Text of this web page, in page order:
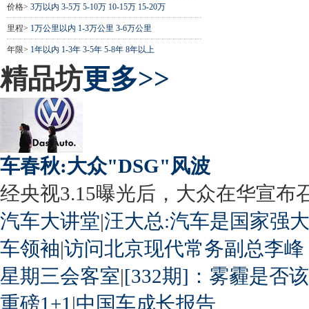
价格> 3万以内 3-5万 5-10万 10-15万 15-20万
里程> 1万公里以内 1-3万公里 3-6万公里
年限> 1年以内 1-3年 3-5年 5-8年 8年以上
精品坊更多>>
车春秋:大众"DSG"风波
经央视3.15曝光后，大众在华宣布
汽车大讲堂|汪大总:汽车是国家强
车领袖|访问北京现代常务副总李峰
星期三会客室|[332期]：雾霾是否
重磅1+1 |中国车成长报告